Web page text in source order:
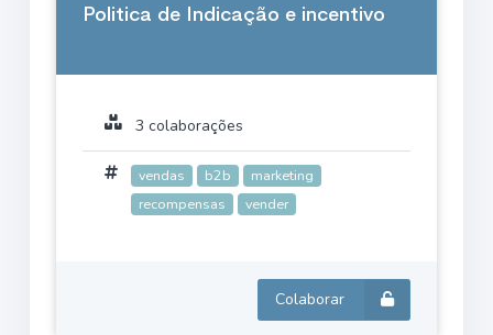
Politica de Indicação e incentivo
3 colaborações
vendas b2b
marketing
recompensas
vender
Colaborar